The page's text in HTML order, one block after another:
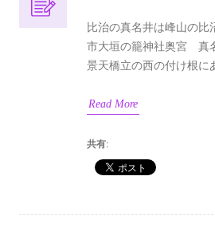
比治の真名井は峰山の比
市大垣の籠神社奥宮 真
景天橋立の西の付け根に
Read More
共有: